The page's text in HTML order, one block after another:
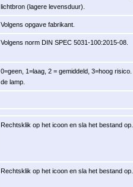
lichtbron (lagere levensduur).
Volgens opgave fabrikant.
Volgens norm DIN SPEC 5031-100:2015-08.
0=geen, 1=laag, 2 = gemiddeld, 3=hoog
de lamp.
Rechtsklik op het icoon en sla het bestand op.
Rechtsklik op het icoon en sla het bestand op.